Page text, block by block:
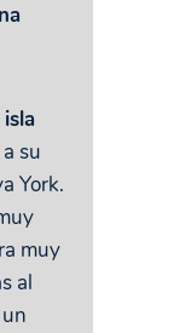
su
York.
muy
al